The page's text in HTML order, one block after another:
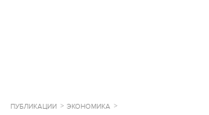
ПУБЛИКАЦИИ ЭКОНОМИКА